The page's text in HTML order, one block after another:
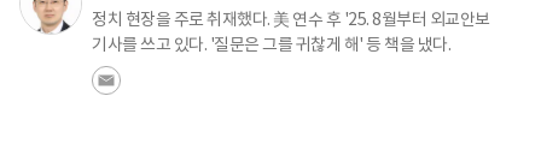
정치 현장을 주로 취재했다. 美 연수 후 '25. 8월부터 외교안보
기사를 쓰고 있다. '질문은 그를 귀찮게 해' 등 책을 냈다.